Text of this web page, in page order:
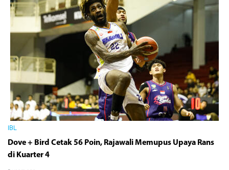
IBL
Dove + Bird Cetak 56 Poin, Rajawali Memupus Upaya Rans
di Kuarter 4